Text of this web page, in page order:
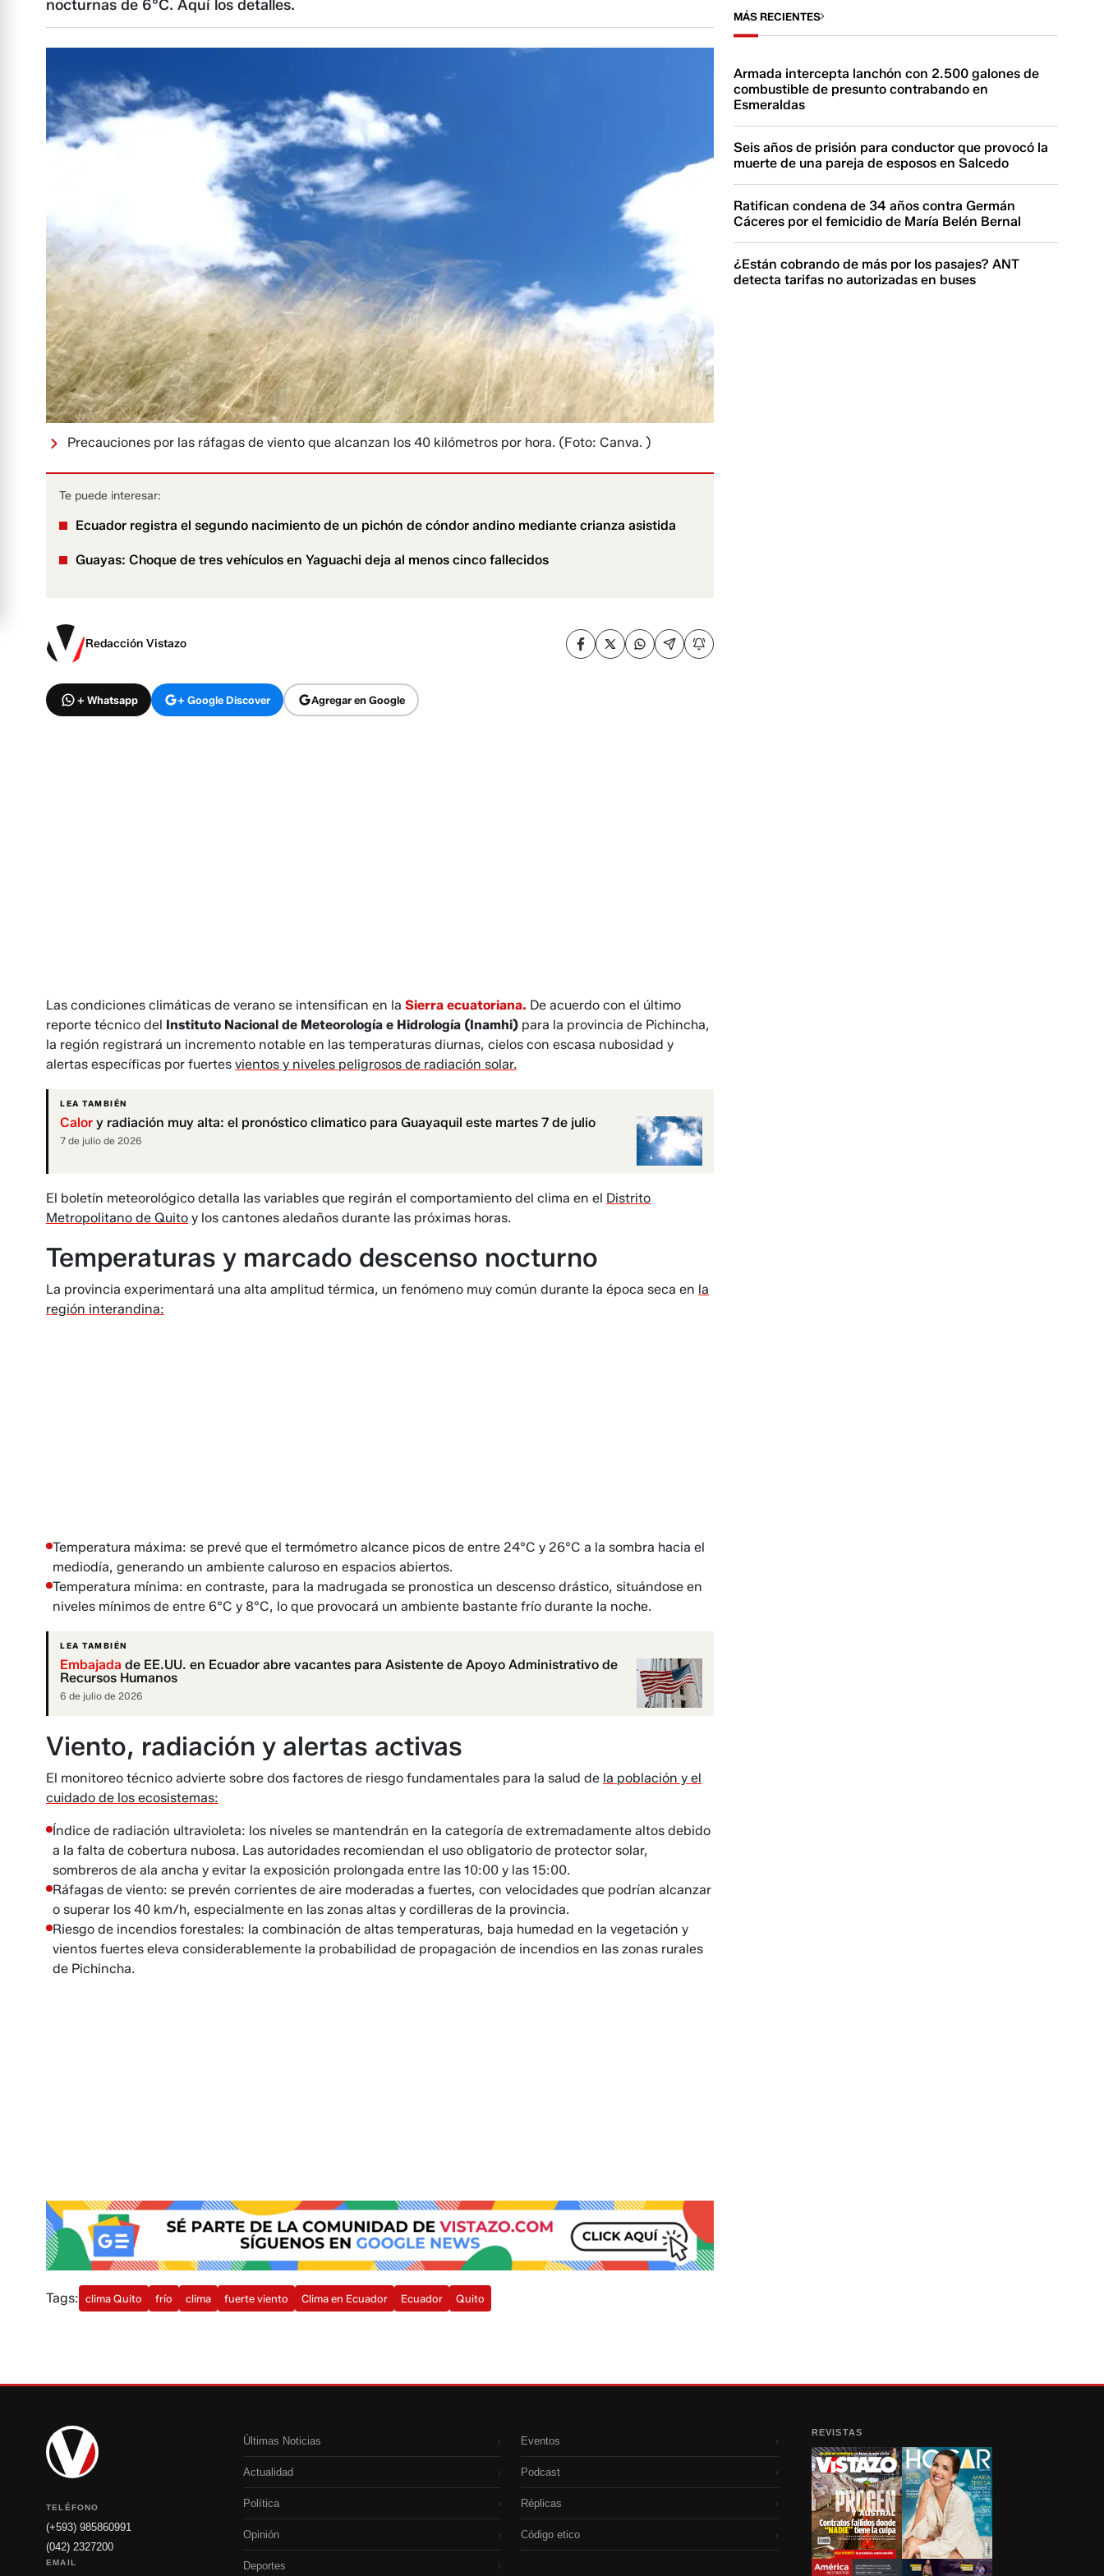
nocturnas de 6°C. Aquí los detalles.
Precauciones por las ráfagas de viento que alcanzan los 40 kilómetros por hora. (Foto: Canva. )
Te puede interesar:
Ecuador registra el segundo nacimiento de un pichón de cóndor andino mediante crianza asistida
Guayas: Choque de tres vehículos en Yaguachi deja al menos cinco fallecidos
Redacción Vistazo
+ Whatsapp + Google Discover Agregar en Google
Las condiciones climáticas de verano se intensifican en la Sierra ecuatoriana. De acuerdo con el último
reporte técnico del Instituto Nacional de Meteorología e Hidrología (Inamhi) para la provincia de Pichincha,
la región registrará un incremento notable en las temperaturas diurnas, cielos con escasa nubosidad y
alertas específicas por fuertes vientos y niveles peligrosos de radiación solar.
LEA TAMBIÉN
Calor y radiación muy alta: el pronóstico climatico para Guayaquil este martes 7 de julio
7 de julio de 2026
El boletín meteorológico detalla las variables que regirán el comportamiento del clima en el Distrito
Metropolitano de Quito y los cantones aledaños durante las próximas horas.
Temperaturas y marcado descenso nocturno
La provincia experimentará una alta amplitud térmica, un fenómeno muy común durante la época seca en la
región interandina:
Temperatura máxima: se prevé que el termómetro alcance picos de entre 24°C y 26°C a la sombra hacia el
mediodía, generando un ambiente caluroso en espacios abiertos.
Temperatura mínima: en contraste, para la madrugada se pronostica un descenso drástico, situándose en
niveles mínimos de entre 6°C y 8°C, lo que provocará un ambiente bastante frío durante la noche.
LEA TAMBIÉN
Embajada de EE.UU. en Ecuador abre vacantes para Asistente de Apoyo Administrativo de
Recursos Humanos
6 de julio de 2026
Viento, radiación y alertas activas
El monitoreo técnico advierte sobre dos factores de riesgo fundamentales para la salud de la población y el
cuidado de los ecosistemas:
Índice de radiación ultravioleta: los niveles se mantendrán en la categoría de extremadamente altos debido
a la falta de cobertura nubosa. Las autoridades recomiendan el uso obligatorio de protector solar,
sombreros de ala ancha y evitar la exposición prolongada entre las 10:00 y las 15:00.
Ráfagas de viento: se prevén corrientes de aire moderadas a fuertes, con velocidades que podrían alcanzar
o superar los 40 km/h, especialmente en las zonas altas y cordilleras de la provincia.
Riesgo de incendios forestales: la combinación de altas temperaturas, baja humedad en la vegetación y
vientos fuertes eleva considerablemente la probabilidad de propagación de incendios en las zonas rurales
de Pichincha.
Tags: clima Quito frío clima fuerte viento Clima en Ecuador Ecuador Quito
MÁS RECIENTES
Armada intercepta lanchón con 2.500 galones de
combustible de presunto contrabando en
Esmeraldas
Seis años de prisión para conductor que provocó la
muerte de una pareja de esposos en Salcedo
Ratifican condena de 34 años contra Germán
Cáceres por el femicidio de María Belén Bernal
¿Están cobrando de más por los pasajes? ANT
detecta tarifas no autorizadas en buses
TELÉFONO
(+593) 985860991
(042) 2327200
EMAIL
Últimas Noticias ›
Actualidad ›
Política ›
Opinión ›
Deportes ›
Eventos ›
Podcast ›
Réplicas ›
Código etico ›
REVISTAS